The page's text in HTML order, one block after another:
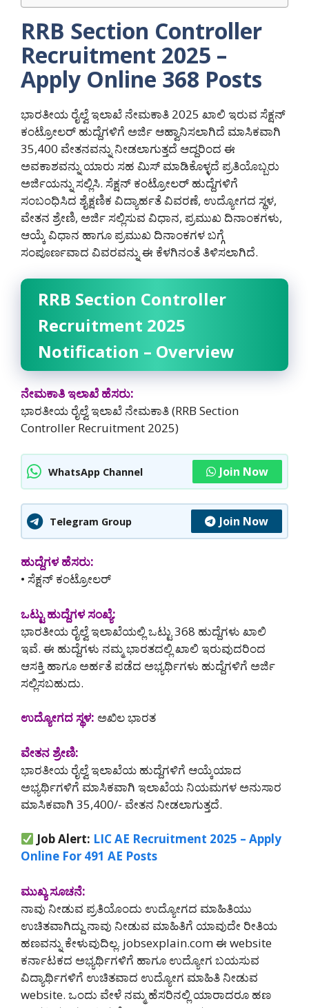
RRB Section Controller
Recruitment 2025 –
Apply Online 368 Posts
ಭಾರತೀಯ ರೈಲ್ವೆ ಇಲಾಖೆ ನೇಮಕಾತಿ 2025 ಖಾಲಿ ಇರುವ ಸೆಕ್ಷನ್
ಕಂಟ್ರೋಲರ್ ಹುದ್ದೆಗಳಿಗೆ ಅರ್ಜಿ ಆಹ್ವಾನಿಸಲಾಗಿದೆ ಮಾಸಿಕವಾಗಿ
35,400 ವೇತನವನ್ನು ನೀಡಲಾಗುತ್ತದೆ ಆದ್ದರಿಂದ ಈ
ಅವಕಾಶವನ್ನು ಯಾರು ಸಹ ಮಿಸ್ ಮಾಡಿಕೊಳ್ಳದೆ ಪ್ರತಿಯೊಬ್ಬರು
ಅರ್ಜಿಯನ್ನು ಸಲ್ಲಿಸಿ. ಸೆಕ್ಷನ್ ಕಂಟ್ರೋಲರ್ ಹುದ್ದೆಗಳಿಗೆ
ಸಂಬಂಧಿಸಿದ ಶೈಕ್ಷಣಿಕ ವಿದ್ಯಾರ್ಹತೆ ವಿವರಣೆ, ಉದ್ಯೋಗದ ಸ್ಥಳ,
ವೇತನ ಶ್ರೇಣಿ, ಅರ್ಜಿ ಸಲ್ಲಿಸುವ ವಿಧಾನ, ಪ್ರಮುಖ ದಿನಾಂಕಗಳು,
ಆಯ್ಕೆ ವಿಧಾನ ಹಾಗೂ ಪ್ರಮುಖ ದಿನಾಂಕಗಳ ಬಗ್ಗೆ
ಸಂಪೂರ್ಣವಾದ ವಿವರವನ್ನು ಈ ಕೆಳಗಿನಂತೆ ತಿಳಿಸಲಾಗಿದೆ.
RRB Section Controller
Recruitment 2025
Notification – Overview
ನೇಮಕಾತಿ ಇಲಾಖೆ ಹೆಸರು:
ಭಾರತೀಯ ರೈಲ್ವೆ ಇಲಾಖೆ ನೇಮಕಾತಿ (RRB Section
Controller Recruitment 2025)
WhatsApp Channel Join Now
Telegram Group Join Now
ಹುದ್ದೆಗಳ ಹೆಸರು:
• ಸೆಕ್ಷನ್ ಕಂಟ್ರೋಲರ್
ಒಟ್ಟು ಹುದ್ದೆಗಳ ಸಂಖ್ಯೆ:
ಭಾರತೀಯ ರೈಲ್ವೆ ಇಲಾಖೆಯಲ್ಲಿ ಒಟ್ಟು 368 ಹುದ್ದೆಗಳು ಖಾಲಿ
ಇವೆ. ಈ ಹುದ್ದೆಗಳು ನಮ್ಮ ಭಾರತದಲ್ಲಿ ‌ಖಾಲಿ ಇರುವುದರಿಂದ
ಆಸಕ್ತಿ ಹಾಗೂ ಅರ್ಹತೆ ಪಡೆದ ಅಭ್ಯರ್ಥಿಗಳು ಹುದ್ದೆಗಳಿಗೆ ಅರ್ಜಿ
ಸಲ್ಲಿಸಬಹುದು.
ಉದ್ಯೋಗದ ಸ್ಥಳ: ಅಖಿಲ ಭಾರತ
ವೇತನ ಶ್ರೇಣಿ:
ಭಾರತೀಯ ರೈಲ್ವೆ ಇಲಾಖೆಯ ಹುದ್ದೆಗಳಿಗೆ ಆಯ್ಕೆಯಾದ
ಅಭ್ಯರ್ಥಿಗಳಿಗೆ ಮಾಸಿಕವಾಗಿ ಇಲಾಖೆಯ ನಿಯಮಗಳ ಅನುಸಾರ
ಮಾಸಿಕವಾಗಿ 35,400/- ವೇತನ ನೀಡಲಾಗುತ್ತದೆ.
Job Alert: LIC AE Recruitment 2025 – Apply
Online For 491 AE Posts
ಮುಖ್ಯ ಸೂಚನೆ:
ನಾವು ನೀಡುವ ಪ್ರತಿಯೊಂದು ಉದ್ಯೋಗದ ಮಾಹಿತಿಯು
ಉಚಿತವಾಗಿದ್ದು ನಾವು ನೀಡುವ ಮಾಹಿತಿಗೆ ಯಾವುದೇ ರೀತಿಯ
ಹಣವನ್ನು ಕೇಳುವುದಿಲ್ಲ. jobsexplain.com ಈ website
ಕರ್ನಾಟಕದ ಅಭ್ಯರ್ಥಿಗಳಿಗೆ ಹಾಗೂ ಉದ್ಯೋಗ ಬಯಸುವ
ವಿದ್ಯಾರ್ಥಿಗಳಿಗೆ ಉಚಿತವಾದ ಉದ್ಯೋಗ ಮಾಹಿತಿ ನೀಡುವ
website. ಒಂದು ವೇಳೆ ನಮ್ಮ ಹೆಸರಿನಲ್ಲಿ ಯಾರಾದರೂ ಹಣ